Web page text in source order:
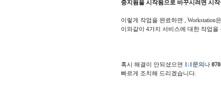
중지됨을 시작됨으로 바꾸시려면 시
이렇게 작업을 완료하면 , Workstation
이와같이 4가지 서비스에 대한 작업
혹시 해결이 안되셨으면 1:1문의 나
빠르게 조치해 드리겠습니다.